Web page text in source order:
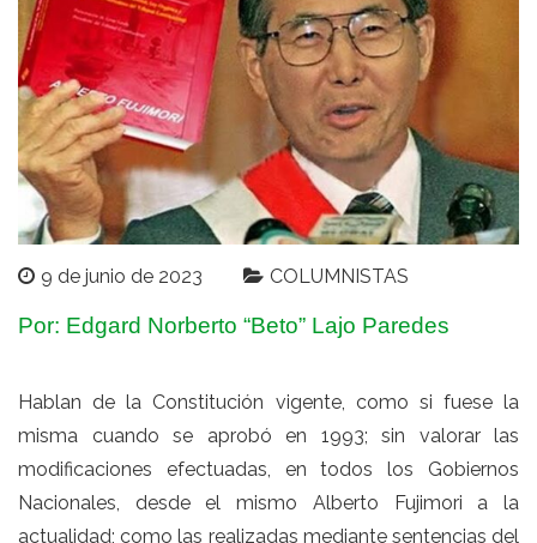
9 de junio de 2023 COLUMNISTAS
Por: Edgard Norberto “Beto” Lajo Paredes
Hablan de la Constitución vigente, como si fuese la
misma cuando se aprobó en 1993; sin valorar las
modificaciones efectuadas, en todos los Gobiernos
Nacionales, desde el mismo Alberto Fujimori a la
actualidad; como las realizadas mediante sentencias del